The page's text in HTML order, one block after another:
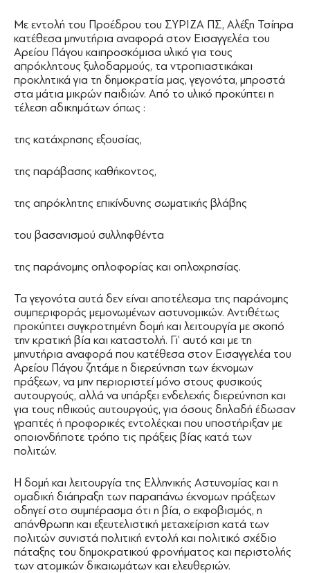
Με εντολή του Προέδρου του ΣΥΡΙΖΑ ΠΣ, Αλέξη Τσίπρα
κατέθεσα μηνυτήρια αναφορά στον Εισαγγελέα του
Αρείου Πάγου καιπροσκόμισα υλικό για τους
απρόκλητους ξυλοδαρμούς, τα ντροπιαστικάκαι
προκλητικά για τη δημοκρατία μας, γεγονότα, μπροστά
στα μάτια μικρών παιδιών. Από το υλικό προκύπτει η
τέλεση αδικημάτων όπως :
της κατάχρησης εξουσίας,
της παράβασης καθήκοντος,
της απρόκλητης επικίνδυνης σωματικής βλάβης
του βασανισμού συλληφθέντα
της παράνομης οπλοφορίας και οπλοχρησίας.
Τα γεγονότα αυτά δεν είναι αποτέλεσμα της παράνομης
συμπεριφοράς μεμονωμένων αστυνομικών. Αντιθέτως
προκύπτει συγκροτημένη δομή και λειτουργία με σκοπό
την κρατική βία και καταστολή. Γι’ αυτό και με τη
μηνυτήρια αναφορά που κατέθεσα στον Εισαγγελέα του
Αρείου Πάγου ζητάμε η διερεύνηση των έκνομων
πράξεων, να μην περιοριστεί μόνο στους φυσικούς
αυτουργούς, αλλά να υπάρξει ενδελεχής διερεύνηση και
για τους ηθικούς αυτουργούς, για όσους δηλαδή έδωσαν
γραπτές ή προφορικές εντολέςκαι που υποστήριξαν με
οποιονδήποτε τρόπο τις πράξεις βίας κατά των
πολιτών.
Η δομή και λειτουργία της Ελληνικής Αστυνομίας και η
ομαδική διάπραξη των παραπάνω έκνομων πράξεων
οδηγεί στο συμπέρασμα ότι η βία, ο εκφοβισμός, η
απάνθρωπη και εξευτελιστική μεταχείριση κατά των
πολιτών συνιστά πολιτική εντολή και πολιτικό σχέδιο
πάταξης του δημοκρατικού φρονήματος και περιστολής
των ατομικών δικαιωμάτων και ελευθεριών.